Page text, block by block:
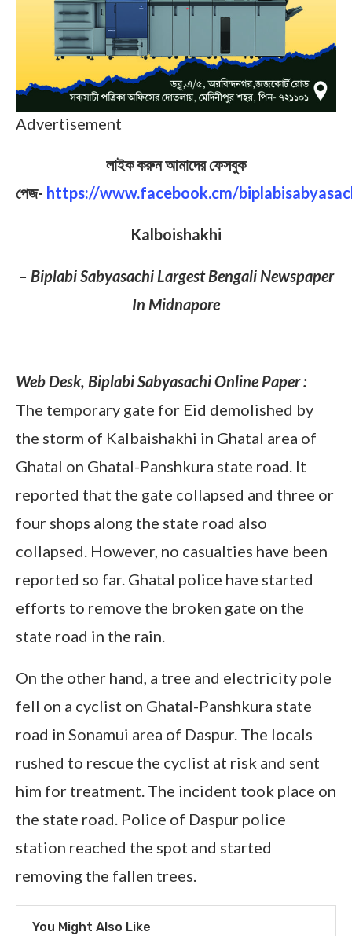
Advertisement
লাইক করুন আমাদের ফেসবুক
পেজ- https://www.facebook.cm/
Kalboishakhi
– Biplabi Sabyasachi Largest Bengali Newspaper
In Midnapore
Web Desk, Biplabi Sabyasachi Online Paper :
The temporary gate for Eid demolished by
the storm of Kalbaishakhi in Ghatal area of
Ghatal on Ghatal-Panshkura state road. It
reported that the gate collapsed and three or
four shops along the state road also
collapsed. However, no casualties have been
reported so far. Ghatal police have started
efforts to remove the broken gate on the
state road in the rain.
On the other hand, a tree and electricity pole
fell on a cyclist on Ghatal-Panshkura state
road in Sonamui area of Daspur. The locals
rushed to rescue the cyclist at risk and sent
him for treatment. The incident took place on
the state road. Police of Daspur police
station reached the spot and started
removing the fallen trees.
You Might Also Like